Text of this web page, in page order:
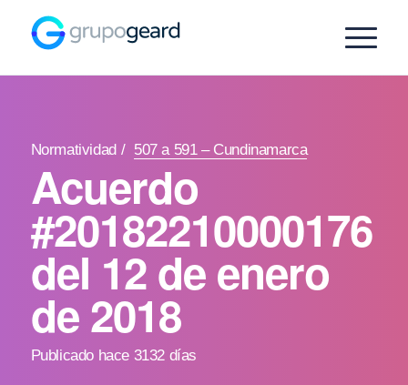
Normatividad / 507 a 591 – Cundinamarca
Acuerdo
#20182210000176
del 12 de enero
de 2018
Publicado hace 3132 días